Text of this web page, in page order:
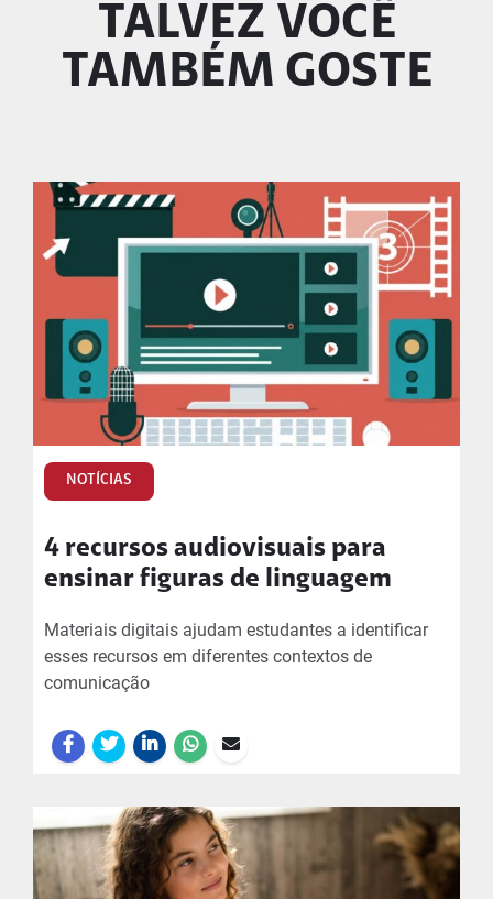
TALVEZ VOCÊ
TAMBÉM GOSTE
NOTÍCIAS
4 recursos audiovisuais para
ensinar figuras de linguagem
Materiais digitais ajudam estudantes a identificar
esses recursos em diferentes contextos de
comunicação